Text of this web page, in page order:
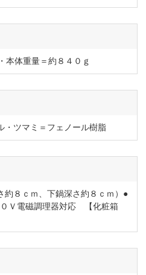
本体重量＝約８４０ｇ
・ツマミ＝フェノール樹脂
約８ｃｍ、下鍋深さ約８ｃｍ）●
Ｖ電磁調理器対応 【化粧箱